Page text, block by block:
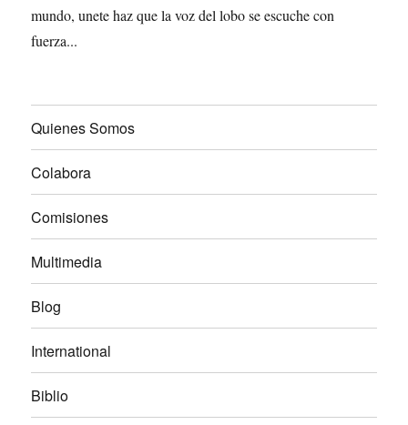
mundo, unete haz que la voz del lobo se escuche con
fuerza...
Quienes Somos
Colabora
Comisiones
Multimedia
Blog
International
Biblio